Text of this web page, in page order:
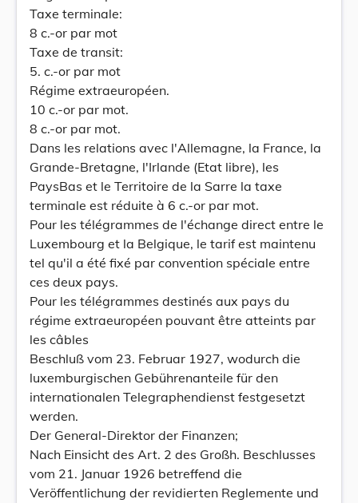
Taxe terminale:
8 c.-or par mot
Taxe de transit:
5. c.-or par mot
Régime extraeuropéen.
10 c.-or par mot.
8 c.-or par mot.
Dans les relations avec l'Allemagne, la France, la
Grande-Bretagne, l'Irlande (Etat libre), les
PaysBas et le Territoire de la Sarre la taxe
terminale est réduite à 6 c.-or par mot.
Pour les télégrammes de l'échange direct entre le
Luxembourg et la Belgique, le tarif est maintenu
tel qu'il a été fixé par convention spéciale entre
ces deux pays.
Pour les télégrammes destinés aux pays du
régime extraeuropéen pouvant être atteints par
les câbles
Beschluß vom 23. Februar 1927, wodurch die
luxemburgischen Gebührenanteile für den
internationalen Telegraphendienst festgesetzt
werden.
Der General-Direktor der Finanzen;
Nach Einsicht des Art. 2 des Großh. Beschlusses
vom 21. Januar 1926 betreffend die
Veröffentlichung der revidierten Reglemente und